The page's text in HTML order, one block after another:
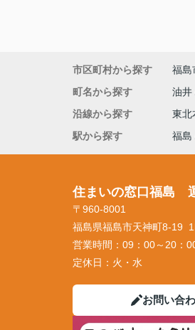
市区町村から探す 福島
町名から探す
油井
沿線から探す
東北
駅から探す
福島
住まいの窓口福島
〒960-8001
福島県福島市天神町8-19
営業時間： 09：00～20：
定休日： 火・水
お問い合